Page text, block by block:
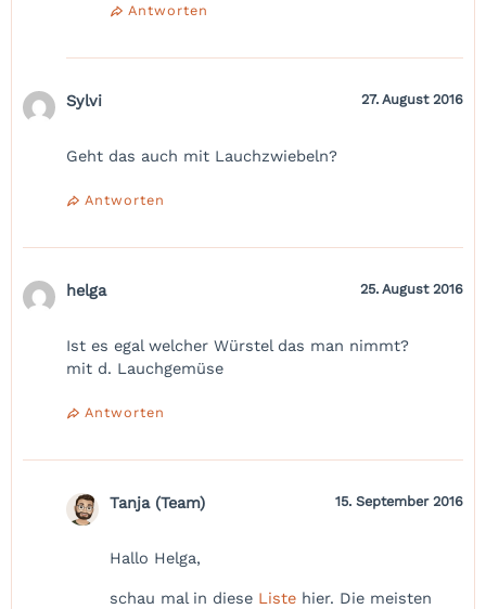
Antworten
Sylvi 27. August 2016
Geht das auch mit Lauchzwiebeln?
Antworten
helga 25. August 2016
Ist es egal welcher Würstel das man nimmt?
mit d. Lauchgemüse
Antworten
Tanja (Team) 15. September 2016
Hallo Helga,
schau mal in diese Liste hier. Die meisten